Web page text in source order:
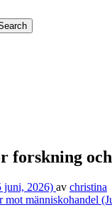
forskning
juni, 2026) av christina
människohandel